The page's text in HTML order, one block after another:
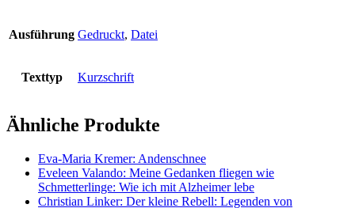
Ausführung Gedruckt, Datei
Texttyp Kurzschrift
Ähnliche Produkte
Eva-Maria Kremer: Andenschnee
Eveleen Valando: Meine Gedanken fliegen wie
Schmetterlinge: Wie ich mit Alzheimer lebe
Christian Linker: Der kleine Rebell: Legenden von